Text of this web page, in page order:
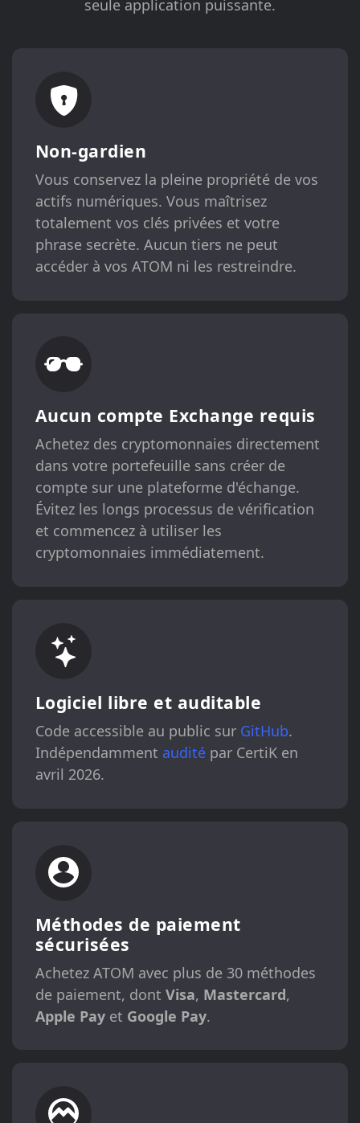
seule application puissante.
Non-gardien
Vous conservez la pleine propriété de vos
actifs numériques. Vous maîtrisez
totalement vos clés privées et votre
phrase secrète. Aucun tiers ne peut
accéder à vos ATOM ni les restreindre.
Aucun compte Exchange requis
Achetez des cryptomonnaies directement
dans votre portefeuille sans créer de
compte sur une plateforme d'échange.
Évitez les longs processus de vérification
et commencez à utiliser les
cryptomonnaies immédiatement.
Logiciel libre et auditable
Code accessible au public sur GitHub.
Indépendamment auditépar CertiK en
avril 2026.
Méthodes de paiement
sécurisées
Achetez ATOM avec plus de 30 méthodes
de paiement, dont Visa, Mastercard,
Apple Payet Google Pay.